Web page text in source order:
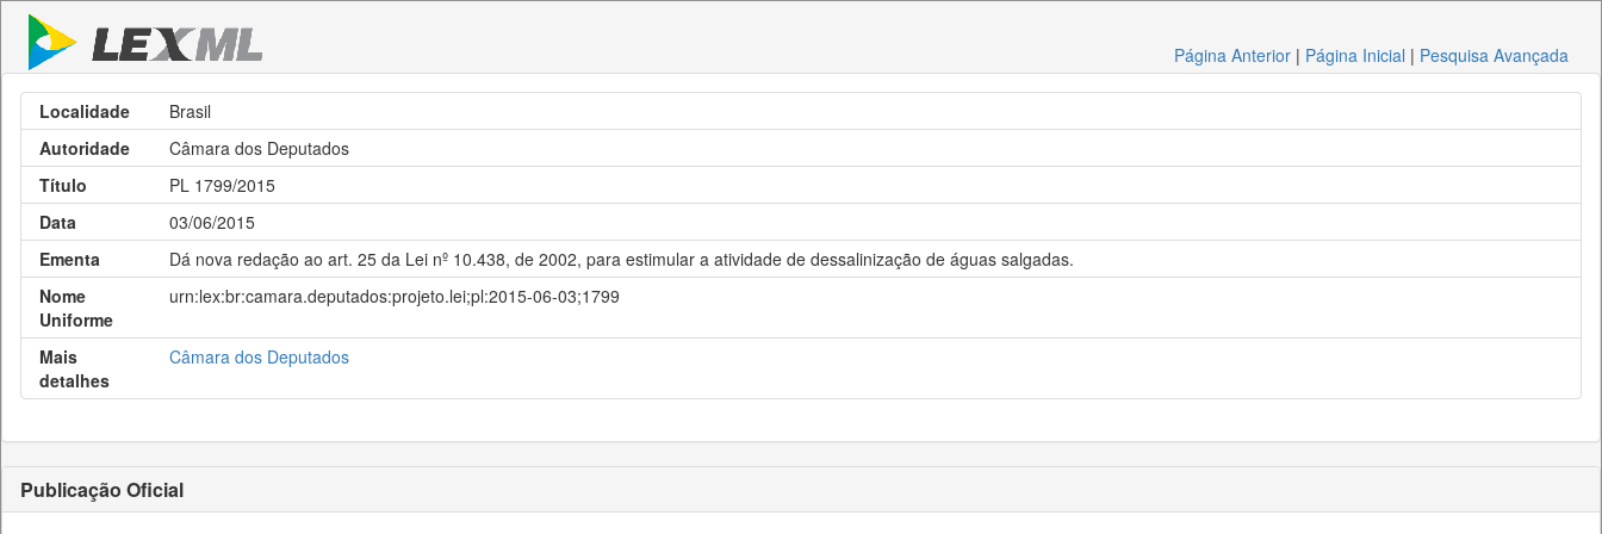
Página Anterior | Página Inicial | Pesquisa Avançada
Localidade
Brasil
Autoridade
Câmara dos Deputados
Título
PL 1799/2015
Data
03/06/2015
Ementa
Dá nova redação ao art. 25 da Lei nº 10.438, de 2002, para estimular a atividade de dessalinização de águas salgadas.
Nome
Uniforme
urn:lex:br:camara.deputados:projeto.lei;pl:2015-06-03;1799
Mais
detalhes
Câmara dos Deputados
Publicação Oficial